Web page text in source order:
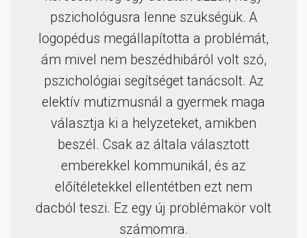
pszichológusra lenne szükségük. A
logopédus megállapította a problémát,
ám mivel nem beszédhibáról volt szó,
pszichológiai segítséget tanácsolt. Az
elektív mutizmusnál a gyermek maga
választja ki a helyzeteket, amikben
beszél. Csak az általa választott
emberekkel kommunikál, és az
előítéletekkel ellentétben ezt nem
dacból teszi. Ez egy új problémakör volt
számomra.